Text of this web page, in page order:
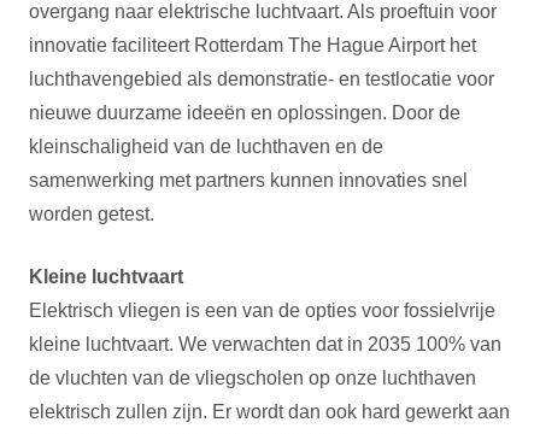
overgang naar elektrische luchtvaart. Als proeftuin voor
innovatie faciliteert Rotterdam The Hague Airport het
luchthavengebied als demonstratie- en testlocatie voor
nieuwe duurzame ideeën en oplossingen. Door de
kleinschaligheid van de luchthaven en de
samenwerking met partners kunnen innovaties snel
worden getest.
Kleine luchtvaart
Elektrisch vliegen is een van de opties voor fossielvrije
kleine luchtvaart. We verwachten dat in 2035 100% van
de vluchten van de vliegscholen op onze luchthaven
elektrisch zullen zijn. Er wordt dan ook hard gewerkt aan